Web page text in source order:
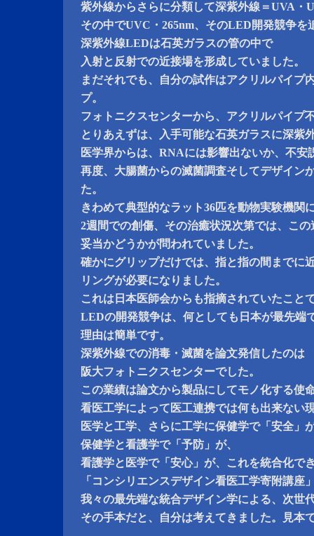
紫外線からさらに分類して深紫外線＝UVA・
その中でUVC・265nm、そのLED開発競争を
深紫外線LEDは石英ガラスの管の中で
入射と反射での近接場を形成していました。
まだそれでも、自分の試作はアクリルパイプ
プ。
フォトニクスセンターから、アクリルパイプ
とりあえずは、入手可能な石英ガラスに深紫
医学界からは、RNAには影響出ないか、不安
再度、大腸菌からの滅菌調査そしてデザイン
た。
きわめて典型的なラット36匹を動物実験機関
2週間での創傷、その治癒状況次第では、こ
妥当かどうかが問われていました。
確かにグリップだけでは、指と指の間までに
リングが必要になりました。
これは日本医師会からも指摘されていたこと
LEDの開発競争は、何としても日本が最先端
理由は簡単です。
深紫外線での消毒・滅菌を論文発信したのは
阪大フォトニクスセンターでした。
この業績は論文から製品にしてモノ化する使
看医工学によって医工連携では何も出来ない
医学と工学、さらに工学に保健学で「安全」
保健学と看護学で「予防」が、
看護学と医学で「安心」が、これを統合化で
「コンシリエンスデザイン看医工学寄附講座
我々の最先端な統合デザイン学による、次世
その手本だと、自分は考えてきました。見本